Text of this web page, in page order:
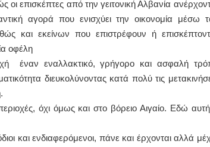
οι επισκέπτες από την γειτονική Αλβανία
αγορά που ενισχύει την οικονομία μέσω
και εκείνων που επιστρέφουν ή
οφέλη
έναν εναλλακτικό, γρήγορο και ασφαλή
διευκολύνοντας κατά πολύ τις
όχι όμως και στο βόρειο Αιγαίο. Εδώ
και ενδιαφερόμενοι, πάνε και έρχονται αλλά